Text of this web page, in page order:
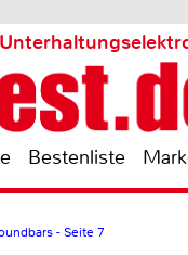
Bestenliste
- Seite 7